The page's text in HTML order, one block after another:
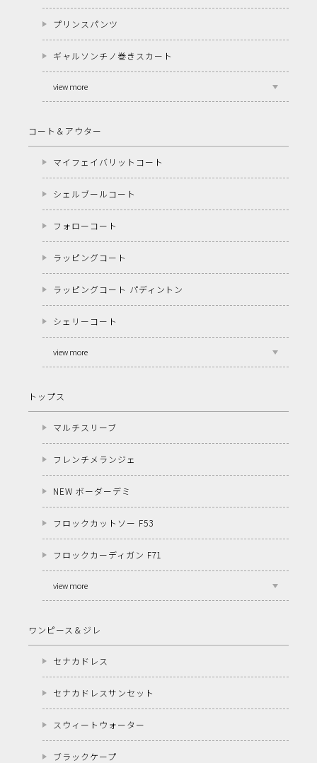
プリンスパンツ
ギャルソンチノ巻きスカート
view more
コート＆アウター
マイフェイバリットコート
シェルブールコート
フォローコート
ラッピングコート
ラッピングコート パディントン
シェリーコート
view more
トップス
マルチスリーブ
フレンチメランジェ
NEW ボーダーデミ
フロックカットソー F53
フロックカーディガン F71
view more
ワンピース＆ジレ
セナカドレス
セナカドレスサンセット
スウィートウォーター
ブラックケープ